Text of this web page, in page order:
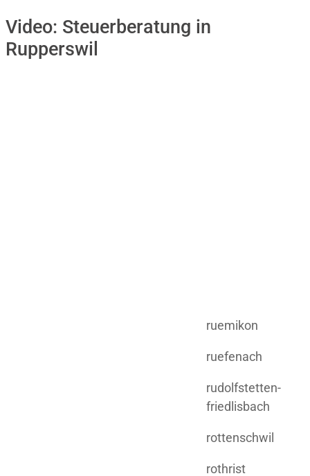
Video: Steuerberatung in
Rupperswil
ruemikon
ruefenach
rudolfstetten-
friedlisbach
rottenschwil
rothrist